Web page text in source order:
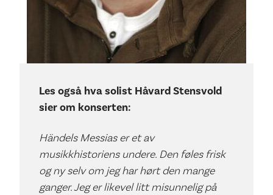
Les også hva solist Håvard Stensvold
sier om konserten:
Händels Messias er et av
musikkhistoriens undere. Den føles frisk
og ny selv om jeg har hørt den mange
ganger. Jeg er likevel litt misunnelig på